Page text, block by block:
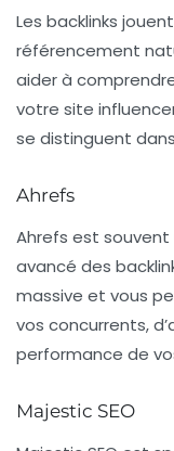
Les backlinks
référencement
aider à
votre site
se distinguent
Ahrefs
Ahrefs est souvent
avancé des
massive et vous
vos concurrents,
performance de
Majestic SEO